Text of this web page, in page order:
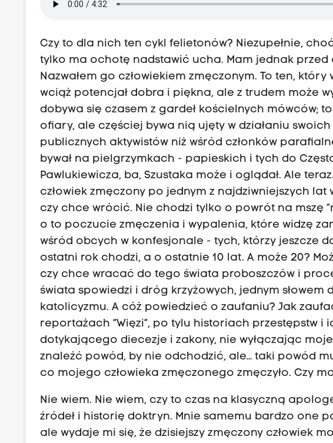
Czy to dla nich ten cykl felietonów? Niezupełnie,
tylko ma ochotę nadstawić ucha. Mam jednak przed
Nazwałem go człowiekiem zmęczonym. To ten,
wciąż potencjał dobra i piękna, ale z trudem może
dobywa się czasem z gardeł kościelnych mówców;
ofiary, ale częściej bywa nią ujęty w działaniu
publicznych aktywistów niż wśród członków
bywał na pielgrzymkach - papieskich i tych do
Pawlukiewicza, ba, Szustaka może i oglądał. Ale
człowiek zmęczony po jednym z najdziwniejszych
czy chce wrócić. Nie chodzi tylko o powrót na mszę
o to poczucie zmęczenia i wypalenia, które widzę
wśród obcych w konfesjonale - tych, którzy jeszcze
ostatni rok chodzi, a o ostatnie 10 lat. A może 20?
czy chce wracać do tego świata proboszczów i
świata spowiedzi i dróg krzyżowych, jednym
katolicyzmu. A cóż powiedzieć o zaufaniu? Jak
reportażach “Więzi”, po tylu historiach przestępstw
dotykającego diecezje i zakony, nie wyłączając
znaleźć powód, by nie odchodzić, ale… taki powód
co mojego człowieka zmęczonego zmęczyło. Czy
Nie wiem. Nie wiem, czy to czas na klasyczną
źródeł i historię doktryn. Mnie samemu bardzo one
ale wydaje mi się, że dzisiejszy zmęczony człowiek